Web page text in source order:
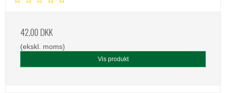
42,00 DKK
(ekskl. moms)
Vis produkt